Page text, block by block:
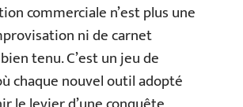
commerciale n’est plus une
ni de carnet
tenu. C’est un jeu de
chaque nouvel outil adopté